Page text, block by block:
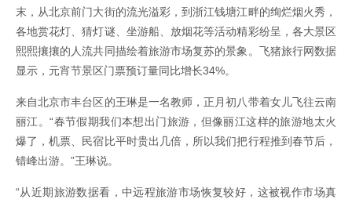
末，从北京前门大街的流光溢彩，到浙江钱塘江畔的绚烂烟火秀，
各地赏花灯、猜灯谜、坐游船、放烟花等活动精彩纷呈，各大景区
熙熙攘攘的人流共同描绘着旅游市场复苏的景象。飞猪旅行网数据
显示，元宵节景区门票预订量同比增长34%。
来自北京市丰台区的王琳是一名教师，正月初八带着女儿飞往云南
丽江。“春节假期我们本想出门旅游，但像丽江这样的旅游地太火
爆了，机票、民宿比平时贵出几倍，所以我们把行程推到春节后，
错峰出游。”王琳说。
“从近期旅游数据看，中远程旅游市场恢复较好，这被视作市场真